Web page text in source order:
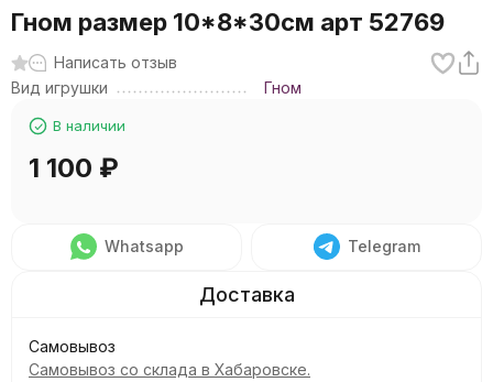
Гном размер 10*8*30см арт 52769
Написать отзыв
Вид игрушки
Гном
В наличии
1 100 ₽
Whatsapp Telegram
Самовывоз
Самовывоз со склада в Хабаровске.